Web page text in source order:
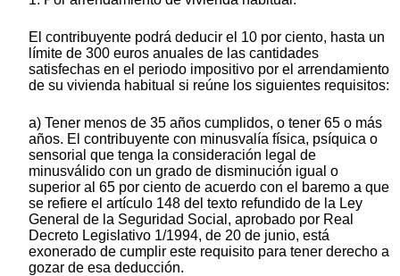
El contribuyente podrá deducir el 10 por ciento, hasta un
límite de 300 euros anuales de las cantidades
satisfechas en el periodo impositivo por el arrendamiento
de su vivienda habitual si reúne los siguientes requisitos:
a) Tener menos de 35 años cumplidos, o tener 65 o más
años. El contribuyente con minusvalía física, psíquica o
sensorial que tenga la consideración legal de
minusválido con un grado de disminución igual o
superior al 65 por ciento de acuerdo con el baremo a que
se refiere el artículo 148 del texto refundido de la Ley
General de la Seguridad Social, aprobado por Real
Decreto Legislativo 1/1994, de 20 de junio, está
exonerado de cumplir este requisito para tener derecho a
gozar de esa deducción.